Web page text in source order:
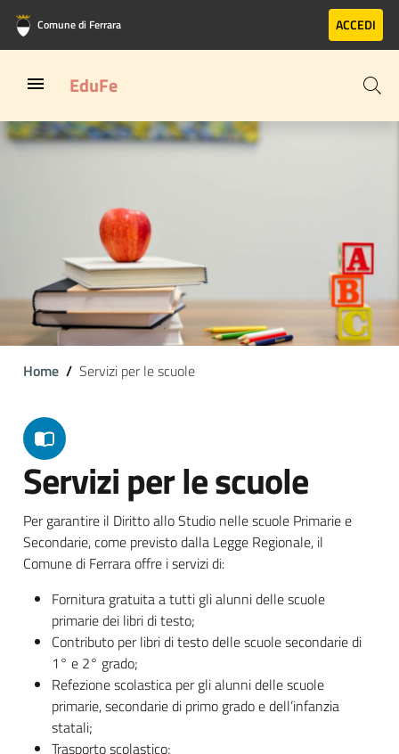
Vai al contenuto principale
Vai al footer
Comune di Ferrara ACCEDI
EduFe
Home Servizi per le scuole
Servizi per le scuole
Per garantire il Diritto allo Studio nelle scuole Primarie e
Secondarie, come previsto dalla Legge Regionale, il
Comune di Ferrara offre i servizi di:
Fornitura gratuita a tutti gli alunni delle scuole
primarie dei libri di testo;
Contributo per libri di testo delle scuole secondarie di
1° e 2° grado;
Refezione scolastica per gli alunni delle scuole
primarie, secondarie di primo grado e dell’infanzia
statali;
Trasporto scolastico;